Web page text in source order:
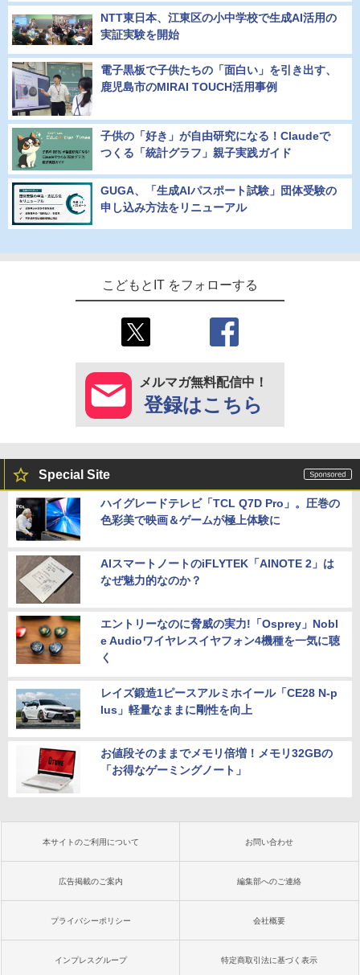
NTT東日本、江東区の小中学校で生成AI活用の
実証実験を開始
電子黒板で子供たちの「面白い」を引き出す、
鹿児島市のMIRAI TOUCH活用事例
子供の「好き」が自由研究になる！Claudeで
つくる「統計グラフ」親子実践ガイド
GUGA、「生成AIパスポート試験」団体受験の
申し込み方法をリニューアル
こどもとIT をフォローする
メルマガ無料配信中！
登録はこちら
Special Site
ハイグレードテレビ「TCL Q7D Pro」。圧巻の
色彩美で映画＆ゲームが極上体験に
AIスマートノートのiFLYTEK「AINOTE 2」は
なぜ魅力的なのか？
エントリーなのに脅威の実力!「Osprey」Nobl
e Audioワイヤレスイヤフォン4機種を一気に聴
く
レイズ鍛造1ピースアルミホイール「CE28 N-p
lus」軽量なままに剛性を向上
お値段そのままでメモリ倍増！メモリ32GBの
「お得なゲーミングノート」
本サイトのご利用について お問い合わせ
広告掲載のご案内 編集部へのご連絡
プライバシーポリシー 会社概要
インプレスグループ 特定商取引法に基づく表示